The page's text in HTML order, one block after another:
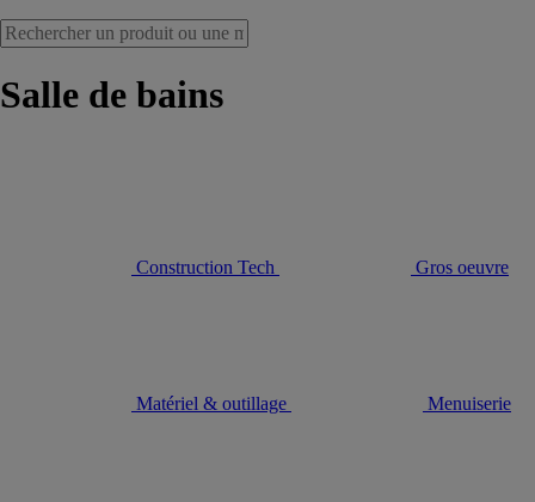
Salle de bains
Construction Tech Gros oeuvre
Matériel & outillage Menuiserie